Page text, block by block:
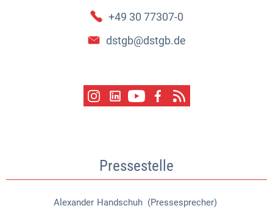
+49 30 77307-0
dstgb@dstgb.de
Pressestelle
Alexander Handschuh (Pressesprecher)
Alexander Handschuh